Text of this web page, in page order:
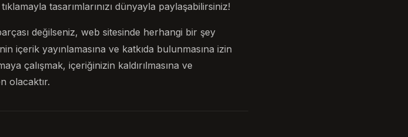
tasarımlarınızı dünyayla paylaşabilirsiniz!
değilseniz, web sitesinde herhangi bir şey
içerik yayınlamasına ve katkıda bulunmasına izin
çalışmak, içeriğinizin kaldırılmasına ve
olacaktır.